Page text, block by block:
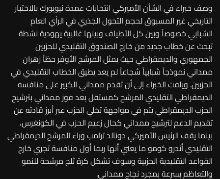
وصف خبراء في الشأن الأميركي انتخابات عمدة نيويورك بالاختبار
التاريخي غير المسبوق لحجم التحول الجذري في الرأي العام
الشبابي خصوصاً وبين كل الأطياف وبينها غالبية يهودية نشطة
تبحث عن خطاب جديد من خارج الصندوق التقليدي للحزبين
الجمهوري والديمقراطي حيث يمثل المرشح الأوفر حظاً زهران
ممداني نموذجاً شبابياً شجاعاً لم يعد يطيق الخطاب التقليدي في
الحزبين. ويلفت الخبراء إلى أن تقدم ممداني الكبير على منافسه
الديمقراطي التقليدي المرشح كمستقل بعد فوز ممداني بترشيح
الحزب الديمقراطي يتم في مواجهة تخلي الحزب عبر أبرز قادته عن
تقديم الدعم لترشيح ممداني كحال زعيم الحزب في الكونغرس،
بينما يقف الرئيس الأميركي دونالد ترامب وراء المرشح الديمقراطي
التقليدي أندرو كومو ما يعني أنها ربما أول منافسة تجري خارج
القواعد التقليدية الحزبية وسوف تشكل كرة ثلج مرشحة للنمو
والتعاظم بسرعة بمجرد نجاح ممداني.